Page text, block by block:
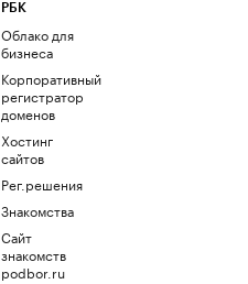
РБК
Облако для
бизнеса
Корпоративный
регистратор
доменов
Хостинг
сайтов
Рег.решения
Знакомства
Сайт
знакомств
podbor.ru